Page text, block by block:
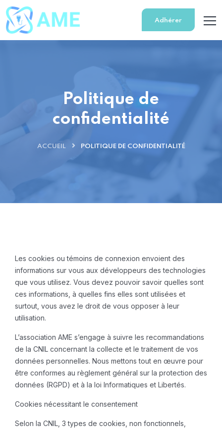
Adhérer
Politique de
confidentialité
ACCUEIL POLITIQUE DE CONFIDENTIALITÉ
Les cookies ou témoins de connexion envoient des
informations sur vous aux développeurs des technologies
que vous utilisez. Vous devez pouvoir savoir quelles sont
ces informations, à quelles fins elles sont utilisées et
surtout, vous avez le droit de vous opposer à leur
utilisation.
L’association AME s’engage à suivre les recommandations
de la CNIL concernant la collecte et le traitement de vos
données personnelles. Nous mettons tout en œuvre pour
être conformes au règlement général sur la protection des
données (RGPD) et à la loi Informatiques et Libertés.
Cookies nécessitant le consentement
Selon la CNIL, 3 types de cookies, non fonctionnels,